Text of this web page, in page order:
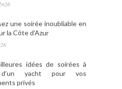
une soirée inoubliable en
la Côte d’Azur
idées de soirées à
yacht pour vos
privés